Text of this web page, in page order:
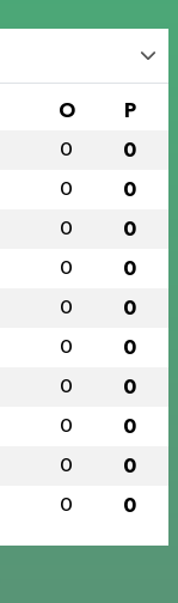
O P
0 0
0 0
0 0
0 0
0 0
0 0
0 0
0 0
0 0
0 0